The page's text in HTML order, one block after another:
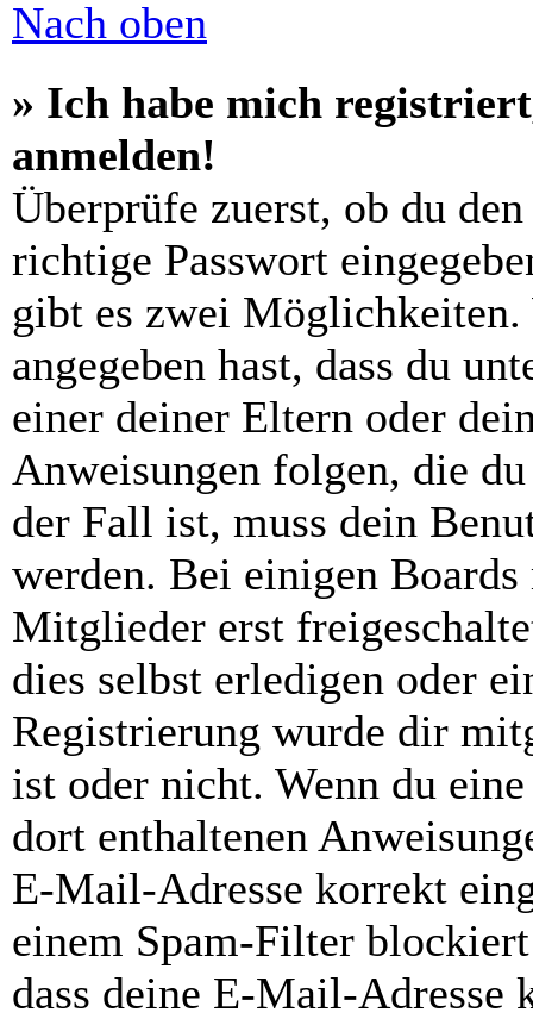
Nach oben
» Ich habe mich
anmelden!
Überprüfe zuerst, ob du
richtige Passwort
gibt es zwei
angegeben hast, dass du
einer deiner Eltern oder
Anweisungen folgen, die
der Fall ist, muss dein
werden. Bei einigen Boards
Mitglieder erst
dies selbst erledigen oder
Registrierung wurde dir
ist oder nicht. Wenn du
dort enthaltenen
E-Mail-Adresse korrekt
einem Spam-Filter
dass deine E-Mail-Adresse